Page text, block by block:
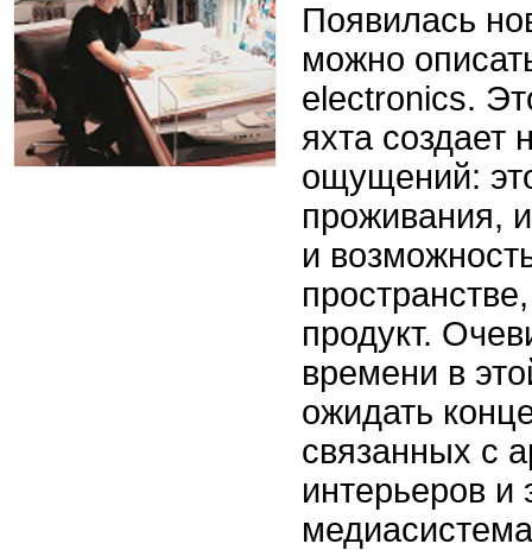
Появилась
можно
electronics.
яхта создает
ощущений:
проживания,
и
продукт.
времени в
ожидать
связанных с
интерьеров и